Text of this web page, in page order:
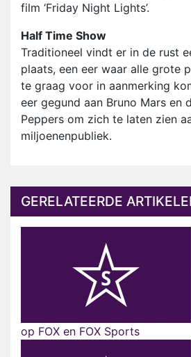
film ‘Friday Night Lights’.
Half Time Show
Traditioneel vindt er in de rust
plaats, een eer waar alle grote
te graag voor in aanmerking
eer gegund aan Bruno Mars en
Peppers om zich te laten zien
miljoenenpubliek.
GERELATEERDE
op FOX en FOX Sports